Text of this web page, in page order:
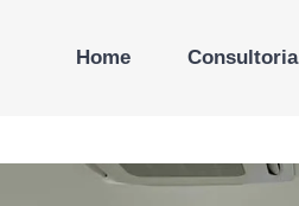
Home Consultoria